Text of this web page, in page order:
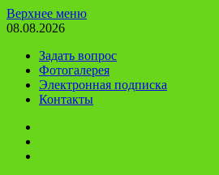
Перейти
к
Верхнее меню
08.08.2026
Задать вопрос
Фотогалерея
Электронная подписка
Контакты